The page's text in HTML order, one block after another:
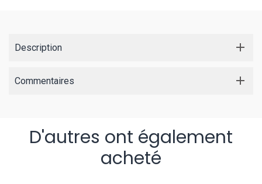
Description
Commentaires
D'autres ont également
acheté